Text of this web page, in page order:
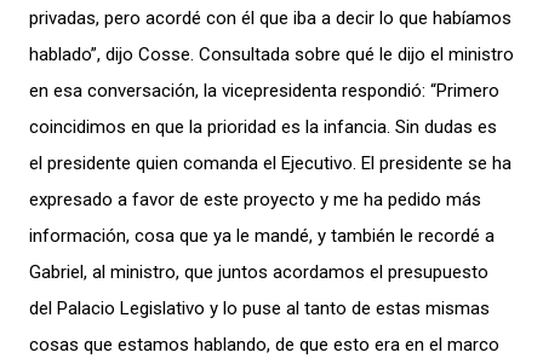
privadas, pero acordé con él que iba a decir lo que habíamos
hablado”, dijo Cosse. Consultada sobre qué le dijo el ministro
en esa conversación, la vicepresidenta respondió: “Primero
coincidimos en que la prioridad es la infancia. Sin dudas es
el presidente quien comanda el Ejecutivo. El presidente se ha
expresado a favor de este proyecto y me ha pedido más
información, cosa que ya le mandé, y también le recordé a
Gabriel, al ministro, que juntos acordamos el presupuesto
del Palacio Legislativo y lo puse al tanto de estas mismas
cosas que estamos hablando, de que esto era en el marco